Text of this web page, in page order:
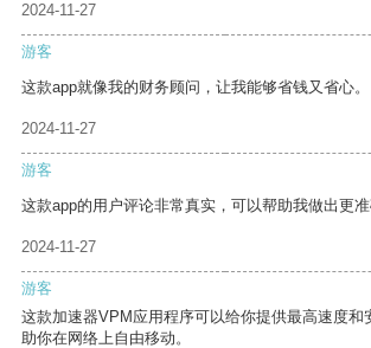
2024-11-27
游客
这款app就像我的财务顾问，让我能够省钱又省心。
2024-11-27
游客
这款app的用户评论非常真实，可以帮助我做出更准
2024-11-27
游客
这款加速器VPM应用程序可以给你提供最高速度和
助你在网络上自由移动。